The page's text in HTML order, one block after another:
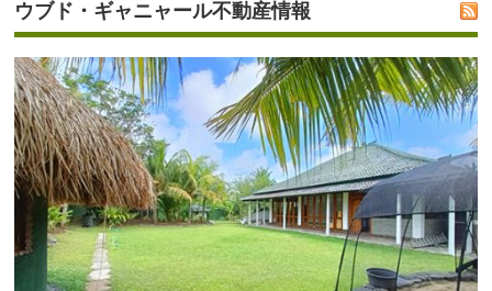
ウブド・ギャニャール不動産情報